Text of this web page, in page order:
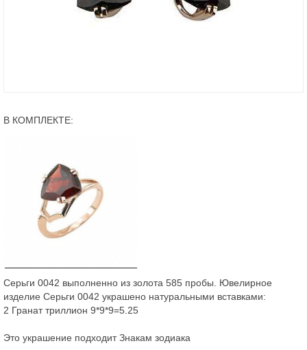
В КОМПЛЕКТЕ:
Серьги 0042 выполненно из золота 585 пробы. Ювелирное
изделие Серьги 0042 украшено натуральными вставками:
2 Гранат триллион 9*9*9=5.25
Это украшение подходит Знакам зодиака